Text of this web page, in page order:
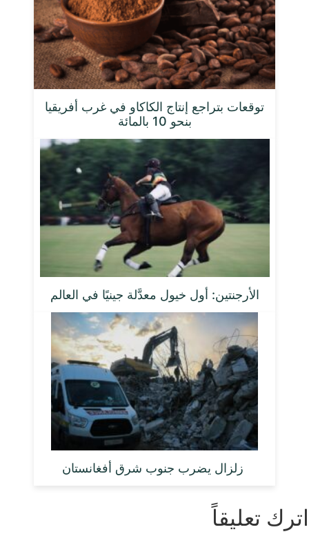
توقعات بتراجع إنتاج الكاكاو في غرب أفريقيا
بنحو 10 بالمائة
الأرجنتين: أول خيول معدَّلة جينيًا في العالم
زلزال يضرب جنوب شرق أفغانستان
اترك تعليقاً